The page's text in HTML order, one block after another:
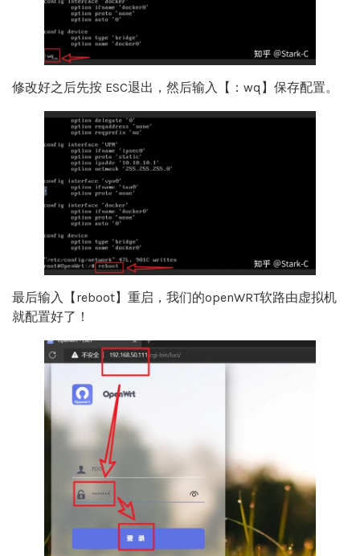
修改好之后先按 ESC退出，然后输入【：wq】保存配置。
最后输入【reboot】重启，我们的openWRT软路由虚拟机
就配置好了！